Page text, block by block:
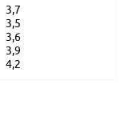
3,7
3,5
3,6
3,9
4,2